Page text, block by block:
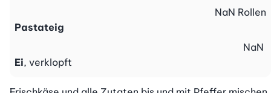
Pastateig
NaN Rollen
Ei, verklopft
NaN